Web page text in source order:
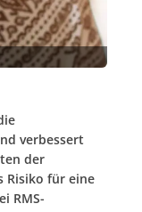
verbessert
der
Risiko für eine
RMS-